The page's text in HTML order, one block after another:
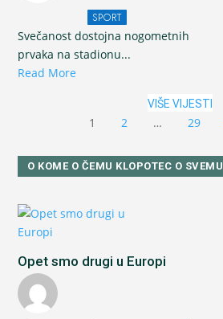
SPORT
Svečanost dostojna nogometnih
prvaka na stadionu...
Read More
VIŠE VIJESTI
1 2 … 29
O KOME O ČEMU KLOPOTEC O SVEMU
Opet smo drugi u Europi